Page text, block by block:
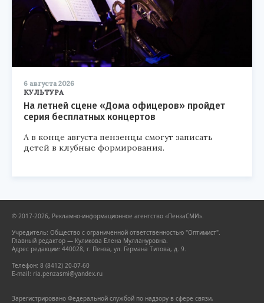
6 августа 2026
КУЛЬТУРА
На летней сцене «Дома офицеров» пройдет
серия бесплатных концертов
А в конце августа пензенцы смогут записать
детей в клубные формирования.
© 2017-2026, Рекламно-информационное агентство «ПензаСМИ».
Учредитель: Общество с ограниченной ответственностью "Оптимист".
Главный редактор — Куликова Елена Муллануровна.
Адрес редакции: 440028, г. Пенза, ул. Германа Титова, д. 9.
Телефон: 8 (8412) 20-07-60
E-mail: ria.penzasmi@yandex.ru
Зарегистрировано Федеральной службой по надзору в сфере связи,